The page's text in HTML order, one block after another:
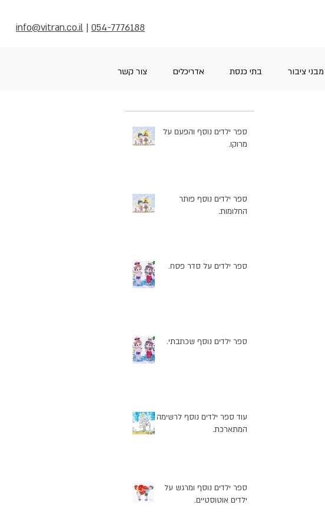
info@vitran.co.il | 054-7776188
מבני ציבור בתי כנסת אדריכלים צור קשר
ספר ילדים נוסף והפעם על
מרוקו.
ספר ילדים נוסף פותר
החלומות.
ספר ילדים על סדר פסח.
ספר ילדים נוסף שכתבתי.
עוד ספר ילדים נוסף לרשימה
המתארכת.
ספר ילדים נוסף ומרגש על
ילדים אוטוסטיים.